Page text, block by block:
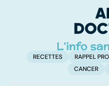
RECETTES RAPPEL
CANCER